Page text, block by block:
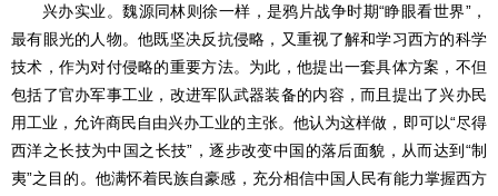
兴办实业。魏源同林则徐一样，是鸦片战争时期“睁眼看世界”，
最有眼光的人物。他既坚决反抗侵略，又重视了解和学习西方的科学
技术，作为对付侵略的重要方法。为此，他提出一套具体方案，不但
包括了官办军事工业，改进军队武器装备的内容，而且提出了兴办民
用工业，允许商民自由兴办工业的主张。他认为这样做，即可以“尽得
西洋之长技为中国之长技”，逐步改变中国的落后面貌，从而达到“制
夷”之目的。他满怀着民族自豪感，充分相信中国人民有能力掌握西方